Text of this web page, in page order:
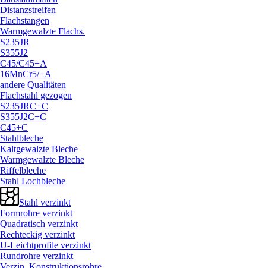
Distanzstreifen
Flachstangen
Warmgewalzte Flachs.
S235JR
S355J2
C45/C45+A
16MnCr5/+A
andere Qualitäten
Flachstahl gezogen
S235JRC+C
S355J2C+C
C45+C
Stahlbleche
Kaltgewalzte Bleche
Warmgewalzte Bleche
Riffelbleche
Stahl Lochbleche
Stahl verzinkt
Formrohre verzinkt
Quadratisch verzinkt
Rechteckig verzinkt
U-Leichtprofile verzinkt
Rundrohre verzinkt